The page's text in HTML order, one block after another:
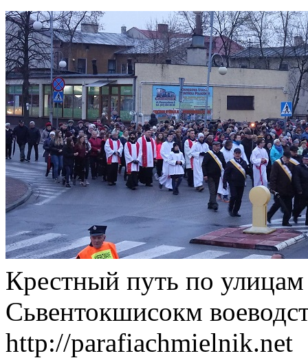
Крестный путь по
Сьвентокшисокм
http://parafiachmielnik.net